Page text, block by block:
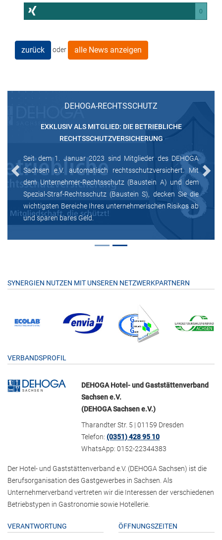
0
zurück oder alle News anzeigen
DEHOGA-RECHTSSCHUTZ
EXKLUSIV ALS MITGLIED: DIE BETRIEBLICHE
RECHTSSCHUTZVERSICHERUNG
Seit dem 1. Januar 2023 sind Mitglieder des DEHOGA
Sachsen e.V. automatisch rechtsschutzversichert. Mit
dem Unternehmer-Rechtsschutz (Baustein A) und dem
Spezial-Straf-Rechtsschutz (Baustein S), decken Sie die
wichtigsten Bereiche Ihres unternehmerischen Risikos ab
und sparen bares Geld.
Previous Next
SYNERGIEN NUTZEN MIT UNSEREN NETZWERKPARTNERN
VERBANDSPROFIL
DEHOGA Hotel- und Gaststättenverband
Sachsen e.V.
(DEHOGA Sachsen e.V.)
Tharandter Str. 5 | 01159 Dresden
Telefon:(0351) 428 95 10
WhatsApp: 0152-22344383
Der Hotel- und Gaststättenverband e.V. (DEHOGA Sachsen) ist die
Berufsorganisation des Gastgewerbes in Sachsen. Als
Unternehmerverband vertreten wir die Interessen der verschiedenen
Betriebstypen in Gastronomie sowie Hotellerie.
VERANTWORTUNG ÖFFNUNGSZEITEN